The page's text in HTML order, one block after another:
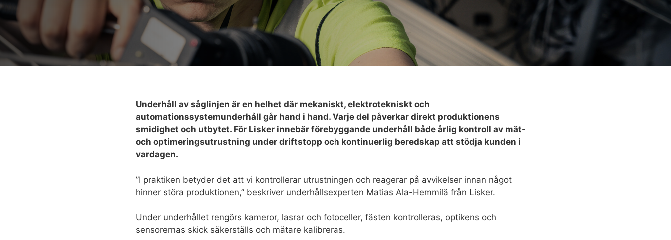
Underhåll av såglinjen är en helhet där mekaniskt, elektrotekniskt och
automationssystemunderhåll går hand i hand. Varje del påverkar direkt produktionens
smidighet och utbytet. För Lisker innebär förebyggande underhåll både årlig kontroll av mät-
och optimeringsutrustning under driftstopp och kontinuerlig beredskap att stödja kunden i
vardagen.
”I praktiken betyder det att vi kontrollerar utrustningen och reagerar på avvikelser innan något
hinner störa produktionen,” beskriver underhållsexperten Matias Ala-Hemmilä från Lisker.
Under underhållet rengörs kameror, lasrar och fotoceller, fästen kontrolleras, optikens och
sensorernas skick säkerställs och mätare kalibreras.